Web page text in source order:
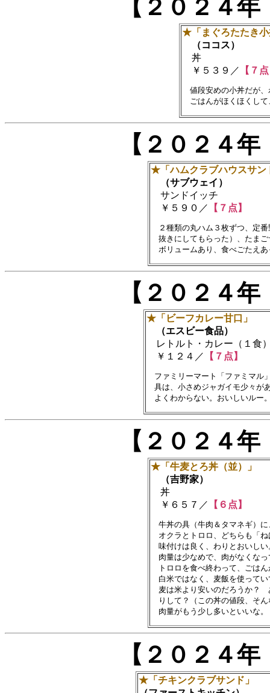
【２０２４
★「まぐろたたき小
（ココス）
丼
￥５３９／ 【７
値段安めの小丼だが
【２０２４
★「ハムクラブハウスサン
（サブウェイ）
サンドイッチ
￥５９０／ 【７点】
２種類の丸ハム３枚ずつ、定
抜きにしてもらった）、たま
【２０２４
★「ビーフカレー甘口」
（エスビー食品）
レトルト・カレー（１食
￥１２４／
【７点】
ファミリーマート「ファミマル
具は、小さめジャガイモ少々が
【２０２４
★「牛麦とろ丼（並）」
（吉野家）
丼
￥６５７／ 【６点】
牛丼の具（牛肉＆タマネギ）
オクラとトロロ、どちらも「
味付けは良く、わりとおいしい
肉量は少なめで、肉がなくな
トロロを食べ終わって、ごはん
白米ではなく、麦飯を使って
麦は米より安いのだろうか？　
りして？（この丼の値段、そん
【２０２４
★「チキンクラブサンド」